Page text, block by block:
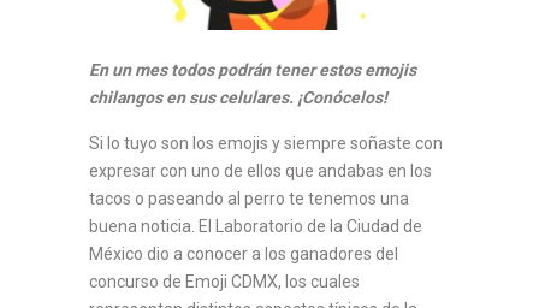
En un mes todos podrán tener estos emojis
chilangos en sus celulares. ¡Conócelos!
Si lo tuyo son los emojis y siempre soñaste con
expresar con uno de ellos que andabas en los
tacos o paseando al perro te tenemos una
buena noticia. El Laboratorio de la Ciudad de
México dio a conocer a los ganadores del
concurso de Emoji CDMX, los cuales